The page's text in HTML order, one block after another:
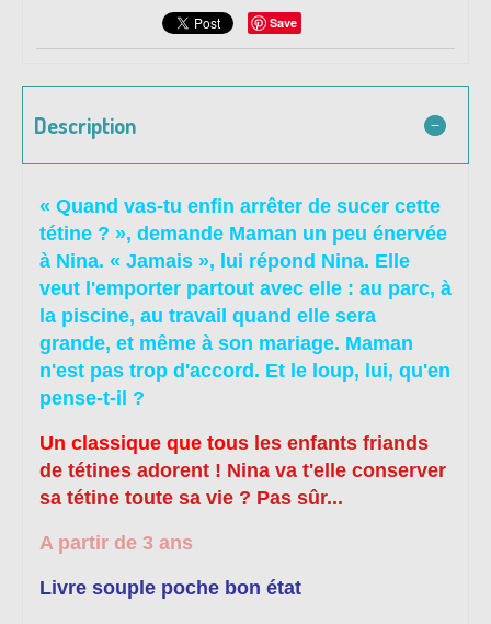
Save
Description
« Quand vas-tu enfin arrêter de sucer cette
tétine ? », demande Maman un peu énervée
à Nina. « Jamais », lui répond Nina. Elle
veut l'emporter partout avec elle : au parc, à
la piscine, au travail quand elle sera
grande, et même à son mariage. Maman
n'est pas trop d'accord. Et le loup, lui, qu'en
pense-t-il ?
Un classique que tous les enfants friands
de tétines adorent ! Nina va t'elle conserver
sa tétine toute sa vie ? Pas sûr...
A partir de 3 ans
Livre souple poche bon état